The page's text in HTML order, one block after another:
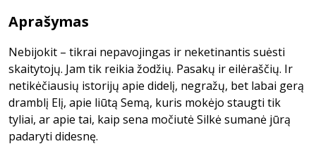
Aprašymas
Nebijokit – tikrai nepavojingas ir neketinantis suėsti
skaitytojų. Jam tik reikia žodžių. Pasakų ir eilėraščių. Ir
netikėčiausių istorijų apie didelį, negražų, bet labai gerą
dramblį Elį, apie liūtą Semą, kuris mokėjo staugti tik
tyliai, ar apie tai, kaip sena močiutė Silkė sumanė jūrą
padaryti didesnę.